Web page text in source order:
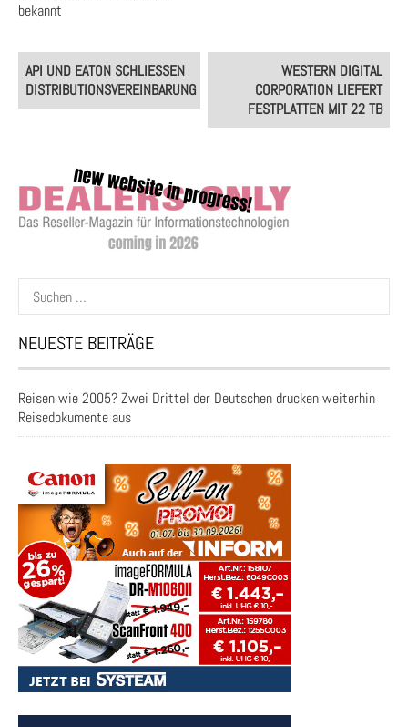
bekannt
Post
navigation
API UND EATON SCHLIESSEN D
ISTRIBUTIONSVEREINBARUNG
WESTERN DIGITAL
CORPORATION LIEFERT
FESTPLATTEN MIT 22 TB
Suchen
nach:
NEUESTE BEITRÄGE
Reisen wie 2005? Zwei Drittel der Deutschen drucken weiterhin
Reisedokumente aus